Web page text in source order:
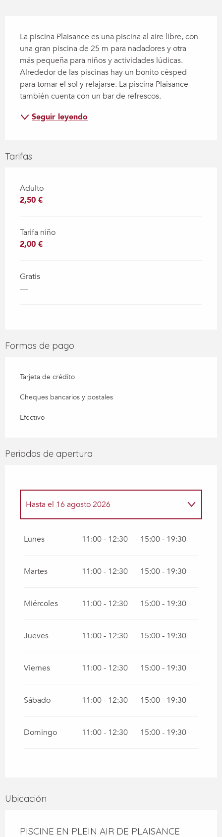
La piscina Plaisance es una piscina al aire libre, con
una gran piscina de 25 m para nadadores y otra
más pequeña para niños y actividades lúdicas.
Alrededor de las piscinas hay un bonito césped
para tomar el sol y relajarse. La piscina Plaisance
también cuenta con un bar de refrescos.
Seguir leyendo
Tarifas
Adulto
2,50 €
Tarifa niño
2,00 €
Gratis
—
Formas de pago
Tarjeta de crédito
Cheques bancarios y postales
Efectivo
Periodos de apertura
Hasta el 16 agosto 2026
Lunes 11:00 - 12:30 15:00 - 19:30
Martes 11:00 - 12:30 15:00 - 19:30
Miércoles 11:00 - 12:30 15:00 - 19:30
Jueves 11:00 - 12:30 15:00 - 19:30
Viernes 11:00 - 12:30 15:00 - 19:30
Sábado 11:00 - 12:30 15:00 - 19:30
Domingo 11:00 - 12:30 15:00 - 19:30
Ubicación
PISCINE EN PLEIN AIR DE PLAISANCE